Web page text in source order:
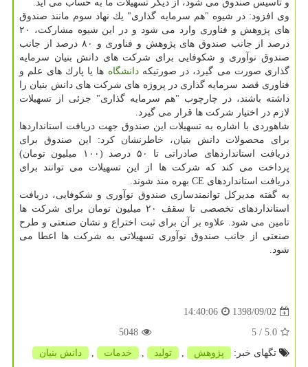
و تاسیس صندوق می شود، از دیگر تسهیلات ما به حساب می آید.
وی افزود: در شیوه "هم سرمایه گذاری" یك نهاد سوم مانند صندوق
های پژوهش و فناوری وارد می شود و در این شیوه مشاركت، ۲۰
درصد از جانب صندوق های پژوهش و فناوری و ۸۰ درصد از جانب
صندوق نوآوری و شكوفایی برای شركت های دانش بنیان سرمایه
گذاری صورت می گیرد، در صورتیكهدانشگاه ها یا پارك های علم و
فناوری قصد سرمایه گذاری در پروژه های شركت های دانش بنیان را
داشته باشند، در چارچوب "هم سرمایه گذاری" جزئی از تسهیلات
لازم در اختیار شركت ها قرار می گیرد.
شاهوردی با اشاره به تسهیلات این صندوق جهت دریافت استانداردها
برای محصولات دانش بنیان، خاطرنشان كرد: این صندوق برای
دریافت استانداردهای صادراتی تا ۵۰ درصد (۱۰۰ میلیون تومان)
پرداخت می كند كه شركت ها از این تسهیلات می توانند برای
دریافت استانداردهای CE بهره مند شوند.
به گفته مدیركل توانمندسازی صندوق نوآوری و شكوفایی، دریافت
استانداردهای تخصصی تا سقف ۲۰ میلیون تومان برای شركت ها
تامین می شود. علاوه بر آن برای ثبت اختراع و نشان صنعتی و طرح
صنعتی از جانب صندوق نوآوری تسهیلاتی به شركت ها اعطا می
شود.
1398/09/02
14:40:06
5.0
/ 5
5048
تگهای خبر:
پژوهش , تولید , خدمات , دانش بنیان